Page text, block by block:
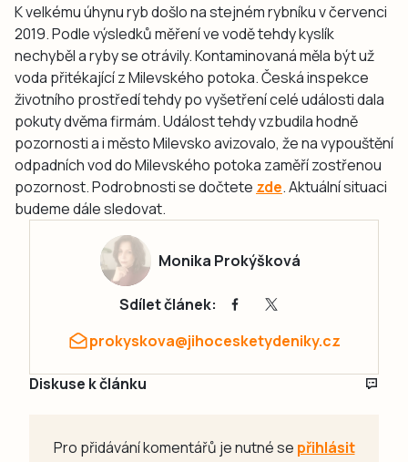
K velkému úhynu ryb došlo na stejném rybníku v červenci
2019. Podle výsledků měření ve vodě tehdy kyslík
nechyběl a ryby se otrávily. Kontaminovaná měla být už
voda přitékající z Milevského potoka. Česká inspekce
životního prostředí tehdy po vyšetření celé události dala
pokuty dvěma firmám. Událost tehdy vzbudila hodně
pozornosti a i město Milevsko avizovalo, že na vypouštění
odpadních vod do Milevského potoka zaměří zostřenou
pozornost. Podrobnosti se dočtete zde. Aktuální situaci
budeme dále sledovat.
Monika Prokýšková
Sdílet článek:
prokyskova@jihocesketydeniky.cz
Diskuse k článku
Pro přidávání komentářů je nutné se přihlásit